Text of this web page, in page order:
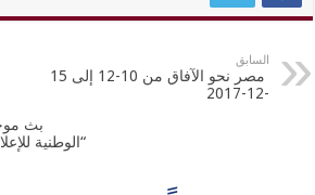
السابق
مصر نحو الآفاق من 10-12 إلى 15
-12-2017
بث
“الوطنية